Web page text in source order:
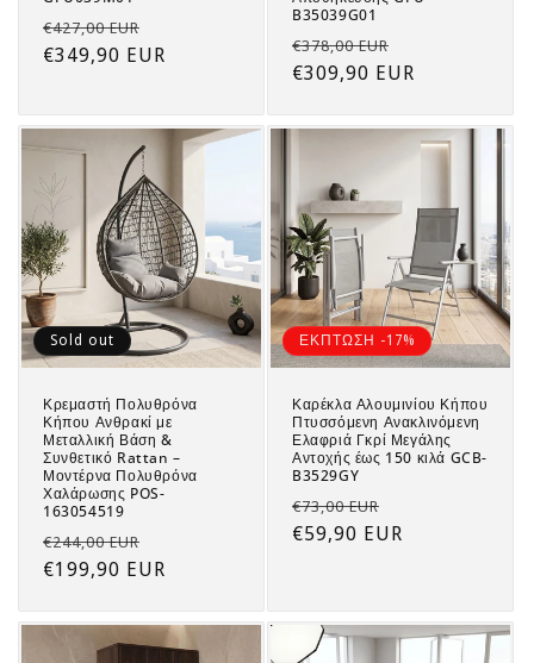
Regular
price
€427,00 EUR
price
€349,90 EUR
B35039G01
Regular
price
€378,00 EUR
price
€309,90 EUR
Sold out
Κρεμαστή Πολυθρόνα
Κήπου Ανθρακί με
Μεταλλική Βάση &
Συνθετικό Rattan –
Μοντέρνα Πολυθρόνα
Χαλάρωσης POS-
163054519
Regular
price
€244,00 EUR
price
€199,90 EUR
ΕΚΠΤΩΣΗ -17%
Καρέκλα Αλουμινίου Κήπου
Πτυσσόμενη Ανακλινόμενη
Ελαφριά Γκρί Μεγάλης
Αντοχής έως 150 κιλά GCB-
B3529GY
Regular
price
€73,00 EUR
price
€59,90 EUR